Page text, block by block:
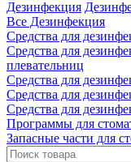
Дезинфекция
Все Дезинфекция
Средства для
Средства для
плевательниц
Средства для
Средства для
Средства для
Программы для
Запасные части для